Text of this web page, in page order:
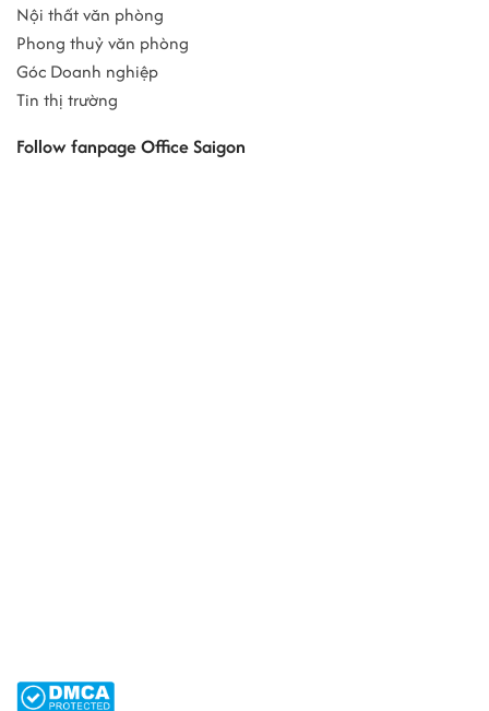
Nội thất văn phòng
Phong thuỷ văn phòng
Góc Doanh nghiệp
Tin thị trường
Follow fanpage Office Saigon